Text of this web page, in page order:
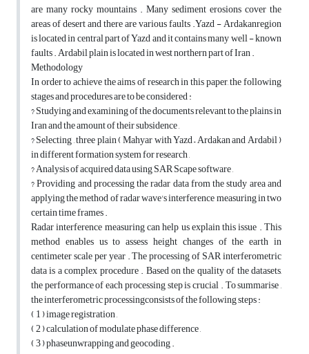
are many rocky mountains . Many sediment erosions cover the
areas of desert and there are various faults .Yazd - Ardakanregion
is located in central part of Yazd and it contains many well - known
faults . Ardabil plain is located in west northern part of Iran .
Methodology
In order to achieve the aims of research in this paper, the following
stages and procedures are to be considered :
? Studying and examining of the documents relevant to the plains in
Iran and the amount of their subsidence ,
? Selecting , three plain ( Mahyar with Yazd – Ardakan and Ardabil )
in different formation system for research ,
? Analysis of acquired data using SAR Scape software ,
? Providing and processing the radar data from the study area and
applying the method of radar wave's interference measuring in two
certain time frames .
Radar interference measuring can help us explain this issue . This
method enables us to assess height changes of the earth in
centimeter scale per year . The processing of SAR interferometric
data is a complex procedure . Based on the quality of the datasets,
the performance of each processing step is crucial . To summarise ,
the interferometric processingconsists of the following steps :
( 1 ) image registration ,
( 2 ) calculation of modulate phase difference ,
( 3 ) phaseunwrapping and geocoding .